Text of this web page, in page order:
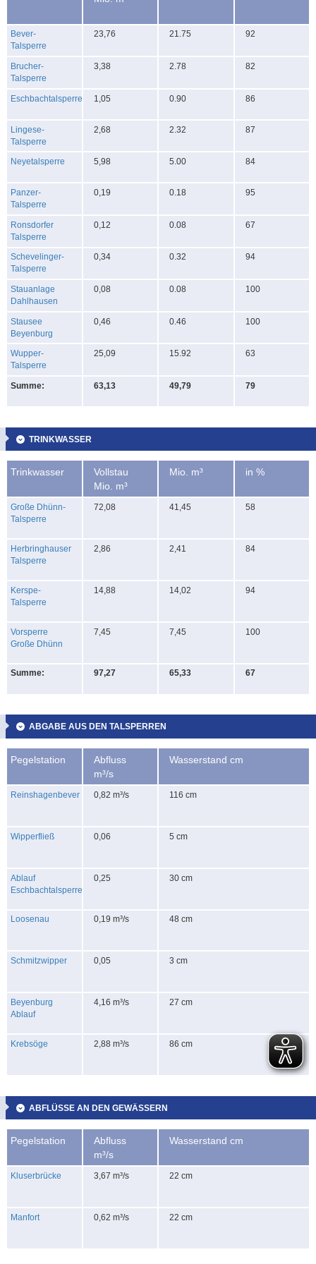
Bever-
Talsperre
23,76 21.75 92
Brucher-
Talsperre
3,38 2.78 82
Eschbachtalsperre 1,05 0.90 86
Lingese-
Talsperre
2,68 2.32 87
Neyetalsperre 5,98 5.00 84
Panzer-
Talsperre
0,19 0.18 95
Ronsdorfer
Talsperre
0,12 0.08 67
Schevelinger-
Talsperre
0,34 0.32 94
Stauanlage
Dahlhausen
0,08 0.08 100
Stausee
Beyenburg
0,46 0.46 100
Wupper-
Talsperre
25,09 15.92 63
Summe: 63,13 49,79 79
TRINKWASSER
Trinkwasser
Vollstau
Mio. m³
Mio. m³ in %
Große Dhünn-
Talsperre
72,08 41,45 58
Herbringhauser
Talsperre
2,86 2,41 84
Kerspe-
Talsperre
14,88 14,02 94
Vorsperre
Große Dhünn
7,45 7,45 100
Summe: 97,27 65,33 67
ABGABE AUS DEN TALSPERREN
Pegelstation
Abfluss
m³/s
Wasserstand cm
Reinshagenbever 0,82 m³/s 116 cm
Wipperfließ 0,06 5 cm
Ablauf
Eschbachtalsperre
0,25 30 cm
Loosenau 0,19 m³/s 48 cm
Schmitzwipper 0,05 3 cm
Beyenburg
Ablauf
4,16 m³/s 27 cm
Krebsöge 2,88 m³/s 86 cm
ABFLÜSSE AN DEN GEWÄSSERN
Pegelstation
Abfluss
m³/s
Wasserstand cm
Kluserbrücke 3,67 m³/s 22 cm
Manfort 0,62 m³/s 22 cm